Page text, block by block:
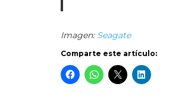
Imagen: Seagate
Comparte este artículo: